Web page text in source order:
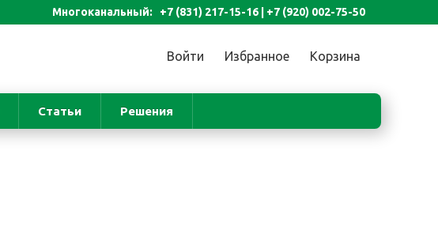
Многоканальный: +7 (831) 217-15-16 | +7 (920) 002-75-50
Войти Избранное Корзина
Статьи Решения